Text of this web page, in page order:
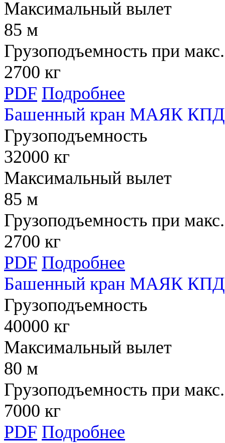
Максимальный вылет
85 м
Грузоподъемность при
2700 кг
PDF Подробнее
Башенный кран МАЯК КПД
Грузоподъемность
32000 кг
Максимальный вылет
85 м
Грузоподъемность при
2700 кг
PDF Подробнее
Башенный кран МАЯК КПД
Грузоподъемность
40000 кг
Максимальный вылет
80 м
Грузоподъемность при
7000 кг
PDF Подробнее